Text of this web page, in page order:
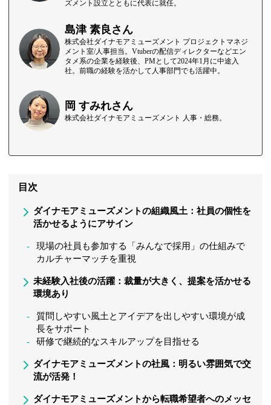
ズメント設立とともに代表に就任。
島津 素良さん
株式会社ダイナモアミューズメント プロジェクトマネジ
メント室/人事担当。Vtuberの配信ディレクターなどエン
タメ系の企業を経験後、PMとして2024年1月に中途入
社。前職の経験を活かして人事部門でも活躍中。
岡 すみれさん
株式会社ダイナモアミューズメント 人事・総務。
目次
ダイナモアミューズメントの組織風土：社員の個性を
活かせるようにアサイン
現場の社員も参加する「みんなで採用」の仕組みで
カルチャーマッチを重視
未経験入社後の活躍：裁量が大きく、提案を活かせる
環境あり
質問しやすい風土とアイデアを出しやすい環境が成
長をサポート
研修で継続的なスキルアップを目指せる
ダイナモアミューズメントの社風：明るい雰囲気で交
流が活発！
ダイナモアミューズメントから転職希望者へのメッセ